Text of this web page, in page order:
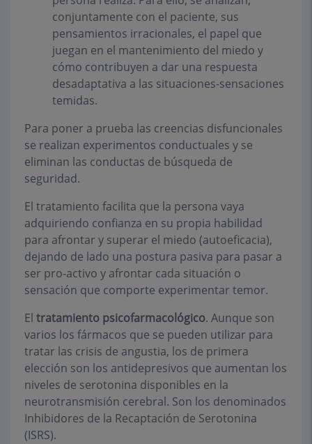
conjuntamente con el paciente, sus
pensamientos irracionales, el papel que
juegan en el mantenimiento del miedo y
cómo contribuyen a dar una respuesta
desadaptativa a las situaciones-sensaciones
temidas.
Para poner a prueba las creencias disfuncionales
se realizan experimentos conductuales y se
eliminan las conductas de búsqueda de
seguridad.
El tratamiento facilita que la persona vaya
adquiriendo confianza en su propia habilidad
para afrontar y superar el miedo (autoeficacia),
dejando de lado una postura pasiva para pasar a
ser pro-activo y afrontar cada situación o
sensación que comporte experimentar temor.
El tratamiento psicofarmacológico. Aunque son
varios los fármacos que se pueden utilizar para
tratar las crisis de angustia, los de primera
elección son los antidepresivos que aumentan los
niveles de serotonina disponibles en la
neurotransmisión cerebral. Son los denominados
Inhibidores de la Recaptación de Serotonina
(ISRS).